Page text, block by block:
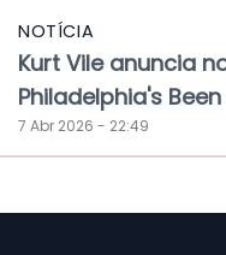
NOTÍCIA
Kurt Vile anuncia
Philadelphia's
7 Abr 2026 - 22:49